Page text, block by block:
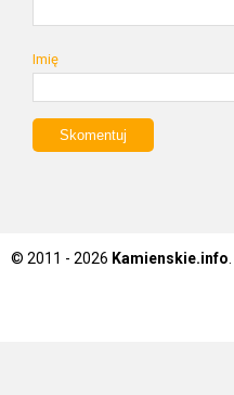
Imię
© 2011 - 2026 Kamienskie.info